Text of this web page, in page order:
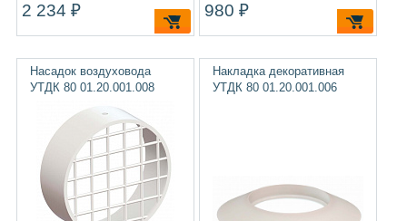
2 234 ₽ 980 ₽
Насадок воздуховода
УТДК 80 01.20.001.008
Накладка декоративная
УТДК 80 01.20.001.006